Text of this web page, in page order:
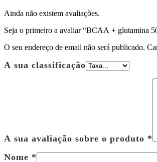
Ainda não existem avaliações.
Seja o primeiro a avaliar “BCAA + glutamina
O seu endereço de email não será publicado.
A sua classificação
A sua avaliação sobre o produto *
Nome *